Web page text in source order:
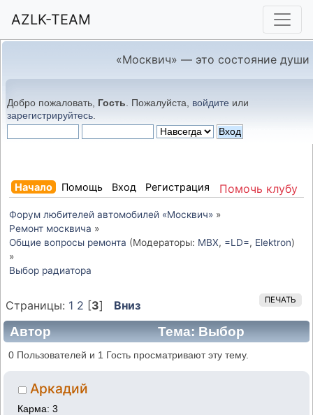
AZLK-TEAM
«Москвич» — это состояние души
Добро пожаловать, Гость . Пожалуйста, войдите или
зарегистрируйтесь
Помочь клубу
Начало Помощь Вход Регистрация
Форум любителей автомобилей «Москвич» »
Ремонт москвича »
Общие вопросы ремонта (Модераторы: MBX, =LD=, Elektron)
»
Выбор радиатора
ПЕЧАТЬ
Страницы: 1 2 [3] Вниз
Автор
Тема: Выбор
радиатора (Прочитано 24700 раз)
0 Пользователей и 1 Гость просматривают эту тему.
Аркадий
Карма: 3